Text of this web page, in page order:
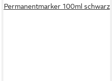
Permanentmarker 100ml schwarz